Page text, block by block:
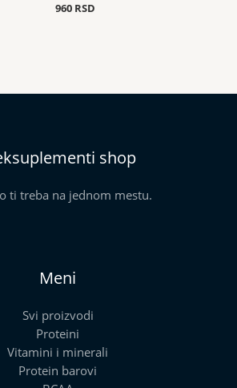
960 RSD
shop
ti treba na jednom mestu.
Meni
Svi proizvodi
Proteini
Vitamini i minerali
Protein barovi